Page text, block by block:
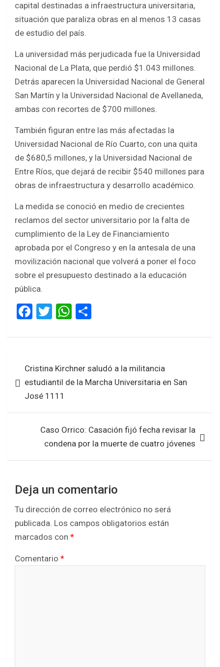
capital destinadas a infraestructura universitaria,
situación que paraliza obras en al menos 13 casas
de estudio del país.
La universidad más perjudicada fue la Universidad
Nacional de La Plata, que perdió $1.043 millones.
Detrás aparecen la Universidad Nacional de General
San Martín y la Universidad Nacional de Avellaneda,
ambas con recortes de $700 millones.
También figuran entre las más afectadas la
Universidad Nacional de Río Cuarto, con una quita
de $680,5 millones, y la Universidad Nacional de
Entre Ríos, que dejará de recibir $540 millones para
obras de infraestructura y desarrollo académico.
La medida se conoció en medio de crecientes
reclamos del sector universitario por la falta de
cumplimiento de la Ley de Financiamiento
aprobada por el Congreso y en la antesala de una
movilización nacional que volverá a poner el foco
sobre el presupuesto destinado a la educación
pública.
F
ce
o
o
T
tt
W
at
A
p
ar
entradas
Cristina Kirchner saludó a la militancia
estudiantil de la Marcha Universitaria en San
José 1111
Caso Orrico: Casación fijó fecha revisar la
condena por la muerte de cuatro jóvenes
Deja un comentario
Tu dirección de correo electrónico no será
publicada. Los campos obligatorios están
marcados con *
Comentario *